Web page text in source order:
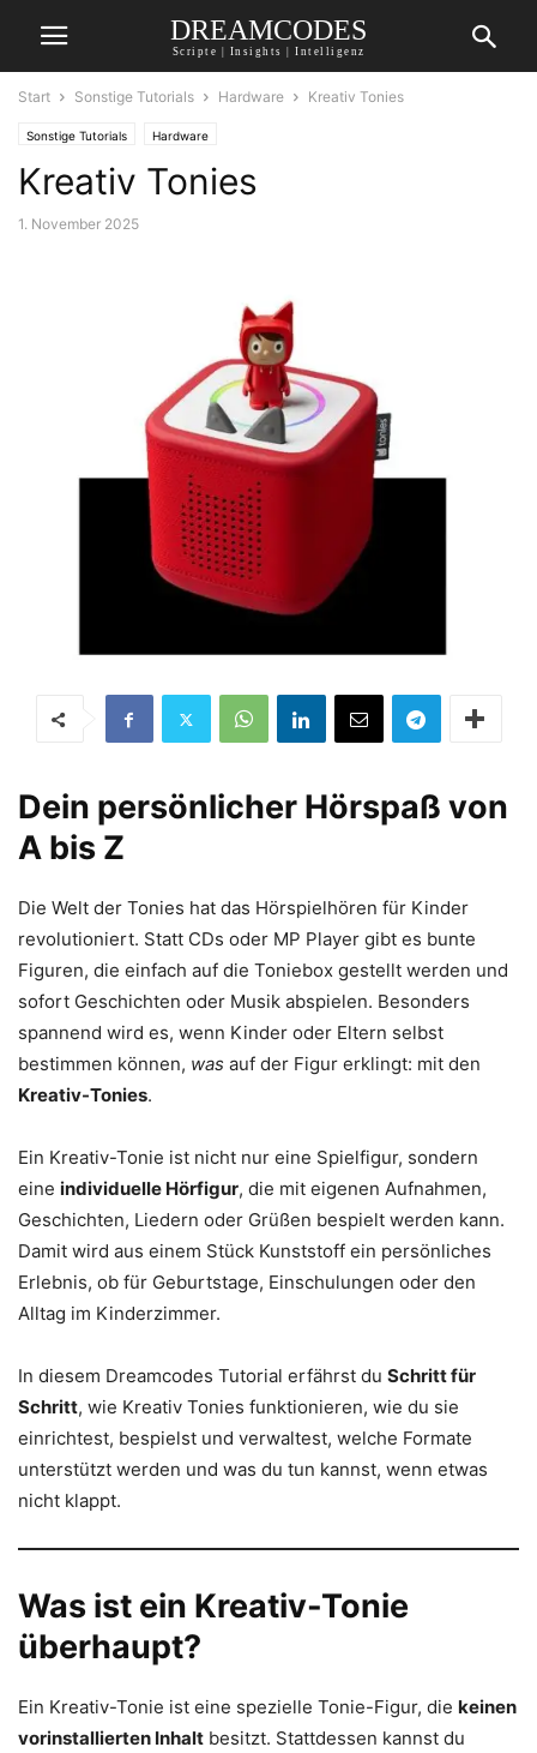
DREAMCODES
Scripte | Insights | Intelligenz
Start Sonstige Tutorials Hardware Kreativ Tonies
Sonstige Tutorials Hardware
Kreativ Tonies
1. November 2025
Dein persönlicher Hörspaß von
A bis Z
Die Welt der Tonies hat das Hörspielhören für Kinder
revolutioniert. Statt CDs oder MP Player gibt es bunte
Figuren, die einfach auf die Toniebox gestellt werden und
sofort Geschichten oder Musik abspielen. Besonders
spannend wird es, wenn Kinder oder Eltern selbst
bestimmen können, was auf der Figur erklingt: mit den
Kreativ-Tonies.
Ein Kreativ-Tonie ist nicht nur eine Spielfigur, sondern
eine individuelle Hörfigur, die mit eigenen Aufnahmen,
Geschichten, Liedern oder Grüßen bespielt werden kann.
Damit wird aus einem Stück Kunststoff ein persönliches
Erlebnis, ob für Geburtstage, Einschulungen oder den
Alltag im Kinderzimmer.
In diesem Dreamcodes Tutorial erfährst du Schritt für
Schritt, wie Kreativ Tonies funktionieren, wie du sie
einrichtest, bespielst und verwaltest, welche Formate
unterstützt werden und was du tun kannst, wenn etwas
nicht klappt.
Was ist ein Kreativ-Tonie
überhaupt?
Ein Kreativ-Tonie ist eine spezielle Tonie-Figur, die keinen
vorinstallierten Inhalt besitzt. Stattdessen kannst du